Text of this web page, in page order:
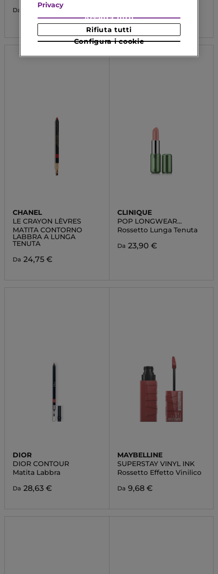
Da 37,73 €
Da 33,00 €
CHANEL
LE CRAYON LÈVRES
MATITA CONTORNO
LABBRA A LUNGA
TENUTA
Da 24,75 €
CLINIQUE
POP LONGWEAR
LIPSTICK
Rossetto Lunga Tenuta
Da 23,90 €
DIOR
DIOR CONTOUR
Matita Labbra
Da 28,63 €
MAYBELLINE
SUPERSTAY VINYL INK
Rossetto Effetto Vinilico
Da 9,68 €
Privacy
Configura i cookie
Rifiuta tutti
Accetta tutti